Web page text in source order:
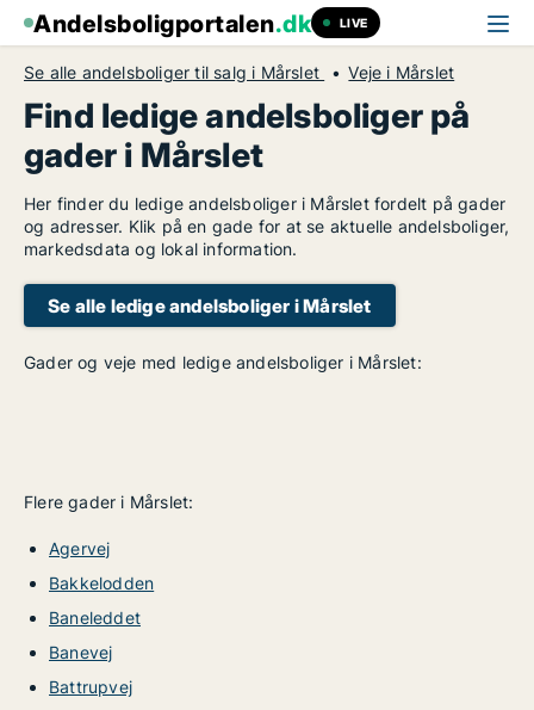
Andelsboligportalen.dk LIVE
Se alle andelsboliger til salg i Mårslet Veje i Mårslet
Find ledige andelsboliger på
gader i Mårslet
Her finder du ledige andelsboliger i Mårslet fordelt på gader
og adresser. Klik på en gade for at se aktuelle andelsboliger,
markedsdata og lokal information.
Se alle ledige andelsboliger i Mårslet
Gader og veje med ledige andelsboliger i Mårslet:
Flere gader i Mårslet:
Agervej
Bakkelodden
Baneleddet
Banevej
Battrupvej